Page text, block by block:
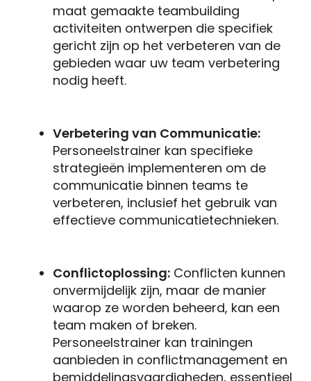
maat gemaakte teambuilding
activiteiten ontwerpen die specifiek
gericht zijn op het verbeteren van de
gebieden waar uw team verbetering
nodig heeft.
Verbetering van Communicatie:
Personeelstrainer kan specifieke
strategieën implementeren om de
communicatie binnen teams te
verbeteren, inclusief het gebruik van
effectieve communicatietechnieken.
Conflictoplossing: Conflicten kunnen
onvermijdelijk zijn, maar de manier
waarop ze worden beheerd, kan een
team maken of breken.
Personeelstrainer kan trainingen
aanbieden in conflictmanagement en
bemiddelingsvaardigheden, essentieel